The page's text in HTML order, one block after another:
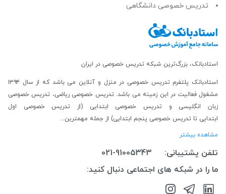
تدریس خصوصی دانشگاهی
استادبانک، بزرگ‌ترین شبکه تدریس خصوصی در ایران
استادبانک پلتفرم تدریس خصوصی در منزل و آنلاین
می باشد که از سال ۱۳۹۴
مشغول فعالیت در این زمینه می باشد.تدریس خصوصی ریاضی، تدریس خصوصی
زبان انگلیسی و تدریس خصوصی ابتدایی (از
تدریس خصوصی اول
ابتدایی تا تدریس خصوصی پنجم ابتدایی) از جمله مهمترین...
مشاهده بیشتر
تلفن پشتیبانی:
021-91005343
ما را در شبکه های اجتماعی دنبال کنید: